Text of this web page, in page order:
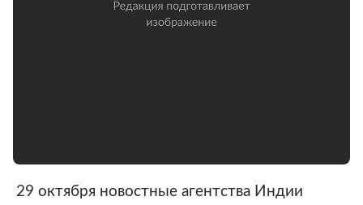
29 октября новостные агентства Индии